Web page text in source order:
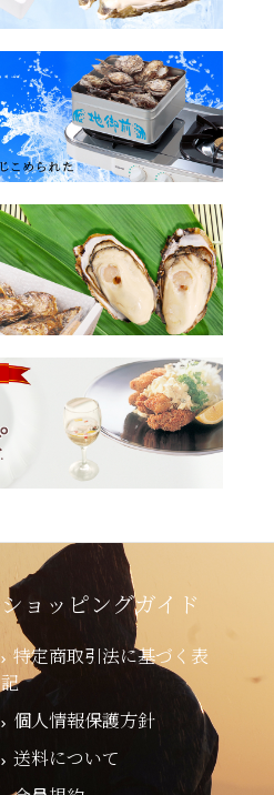
ショッピングガイド
特定商取引法に基づく表
記
個人情報保護方針
送料について